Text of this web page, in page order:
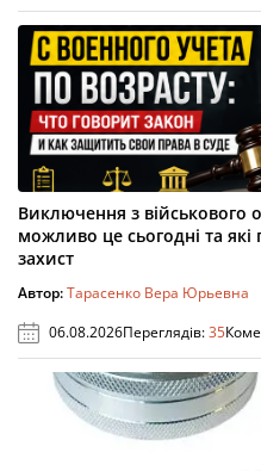
Виключення з військового
можливо це сьогодні та
захист
Автор:Тарасенко Вера Юрьевна
06.08.2026Переглядів:35